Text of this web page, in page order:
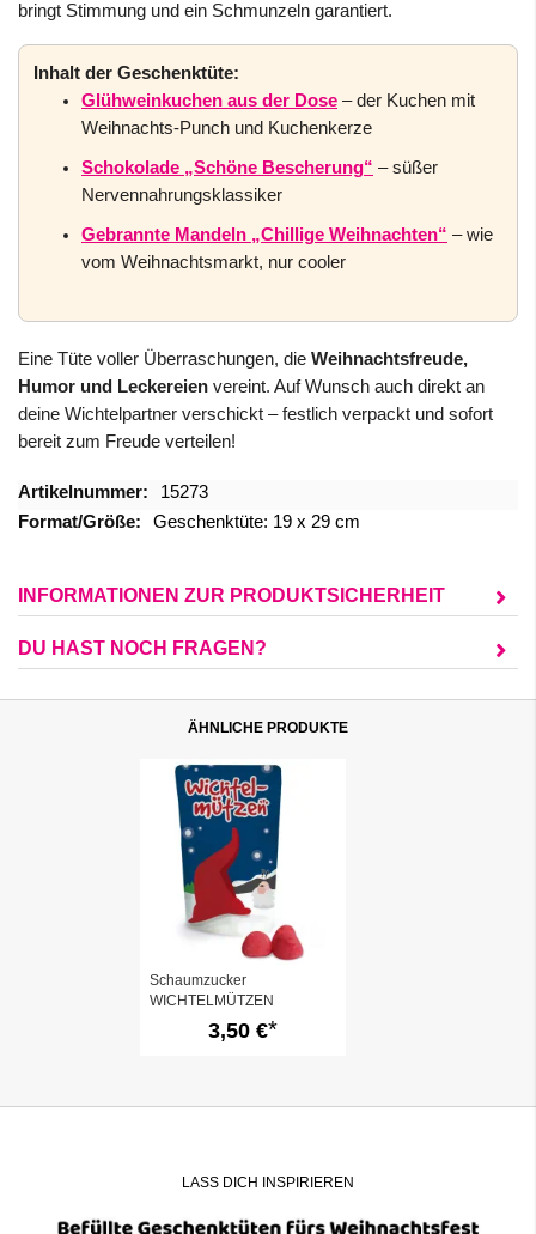
bringt Stimmung und ein Schmunzeln garantiert.
Inhalt der Geschenktüte:
Glühweinkuchen aus der Dose – der Kuchen mit
Weihnachts-Punch und Kuchenkerze
Schokolade „Schöne Bescherung“ – süßer
Nervennahrungsklassiker
Gebrannte Mandeln „Chillige Weihnachten“ – wie
vom Weihnachtsmarkt, nur cooler
Eine Tüte voller Überraschungen, die Weihnachtsfreude,
Humor und Leckereien vereint. Auf Wunsch auch direkt an
deine Wichtelpartner verschickt – festlich verpackt und sofort
bereit zum Freude verteilen!
Mehr
Informationen
15273
Geschenktüte: 19 x 29 cm
INFORMATIONEN ZUR PRODUKTSICHERHEIT
DU HAST NOCH FRAGEN?
ÄHNLICHE PRODUKTE
Schaumzucker
WICHTELMÜTZEN
3,50 €
LASS DICH INSPIRIEREN